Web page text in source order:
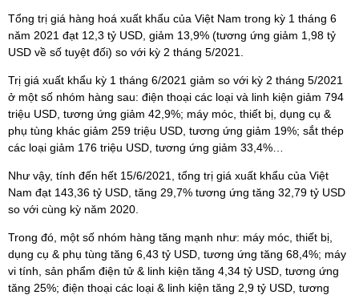
Tổng trị giá hàng hoá xuất khẩu của Việt Nam trong kỳ 1 tháng 6
năm 2021 đạt 12,3 tỷ USD, giảm 13,9% (tương ứng giảm 1,98 tỷ
USD về số tuyệt đối) so với kỳ 2 tháng 5/2021.
Trị giá xuất khẩu kỳ 1 tháng 6/2021 giảm so với kỳ 2 tháng 5/2021
ở một số nhóm hàng sau: điện thoại các loại và linh kiện giảm 794
triệu USD, tương ứng giảm 42,9%; máy móc, thiết bị, dụng cụ &
phụ tùng khác giảm 259 triệu USD, tương ứng giảm 19%; sắt thép
các loại giảm 176 triệu USD, tương ứng giảm 33,4%…
Như vậy, tính đến hết 15/6/2021, tổng trị giá xuất khẩu của Việt
Nam đạt 143,36 tỷ USD, tăng 29,7% tương ứng tăng 32,79 tỷ USD
so với cùng kỳ năm 2020.
Trong đó, một số nhóm hàng tăng mạnh như: máy móc, thiết bị,
dụng cụ & phụ tùng tăng 6,43 tỷ USD, tương ứng tăng 68,4%; máy
vi tính, sản phẩm điện tử & linh kiện tăng 4,34 tỷ USD, tương ứng
tăng 25%; điện thoại các loại & linh kiện tăng 2,9 tỷ USD, tương